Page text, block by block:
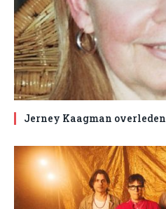
Jerney Kaagman overleden